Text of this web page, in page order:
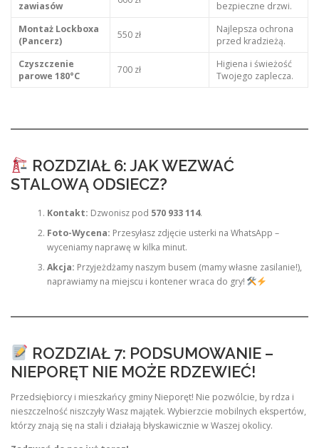
zawiasów
bezpieczne drzwi.
Montaż Lockboxa
(Pancerz)
550 zł
Najlepsza ochrona
przed kradzieżą.
Czyszczenie
parowe 180°C
700 zł
Higiena i świeżość
Twojego zaplecza.
ROZDZIAŁ 6: JAK WEZWAĆ
STALOWĄ ODSIECZ?
Kontakt: Dzwonisz pod 570 933 114.
Foto-Wycena: Przesyłasz zdjęcie usterki na WhatsApp –
wyceniamy naprawę w kilka minut.
Akcja: Przyjeżdżamy naszym busem (mamy własne zasilanie!),
naprawiamy na miejscu i kontener wraca do gry!
ROZDZIAŁ 7: PODSUMOWANIE –
NIEPORĘT NIE MOŻE RDZEWIEĆ!
Przedsiębiorcy i mieszkańcy gminy Nieporęt! Nie pozwólcie, by rdza i
nieszczelność niszczyły Wasz majątek. Wybierzcie mobilnych ekspertów,
którzy znają się na stali i działają błyskawicznie w Waszej okolicy.